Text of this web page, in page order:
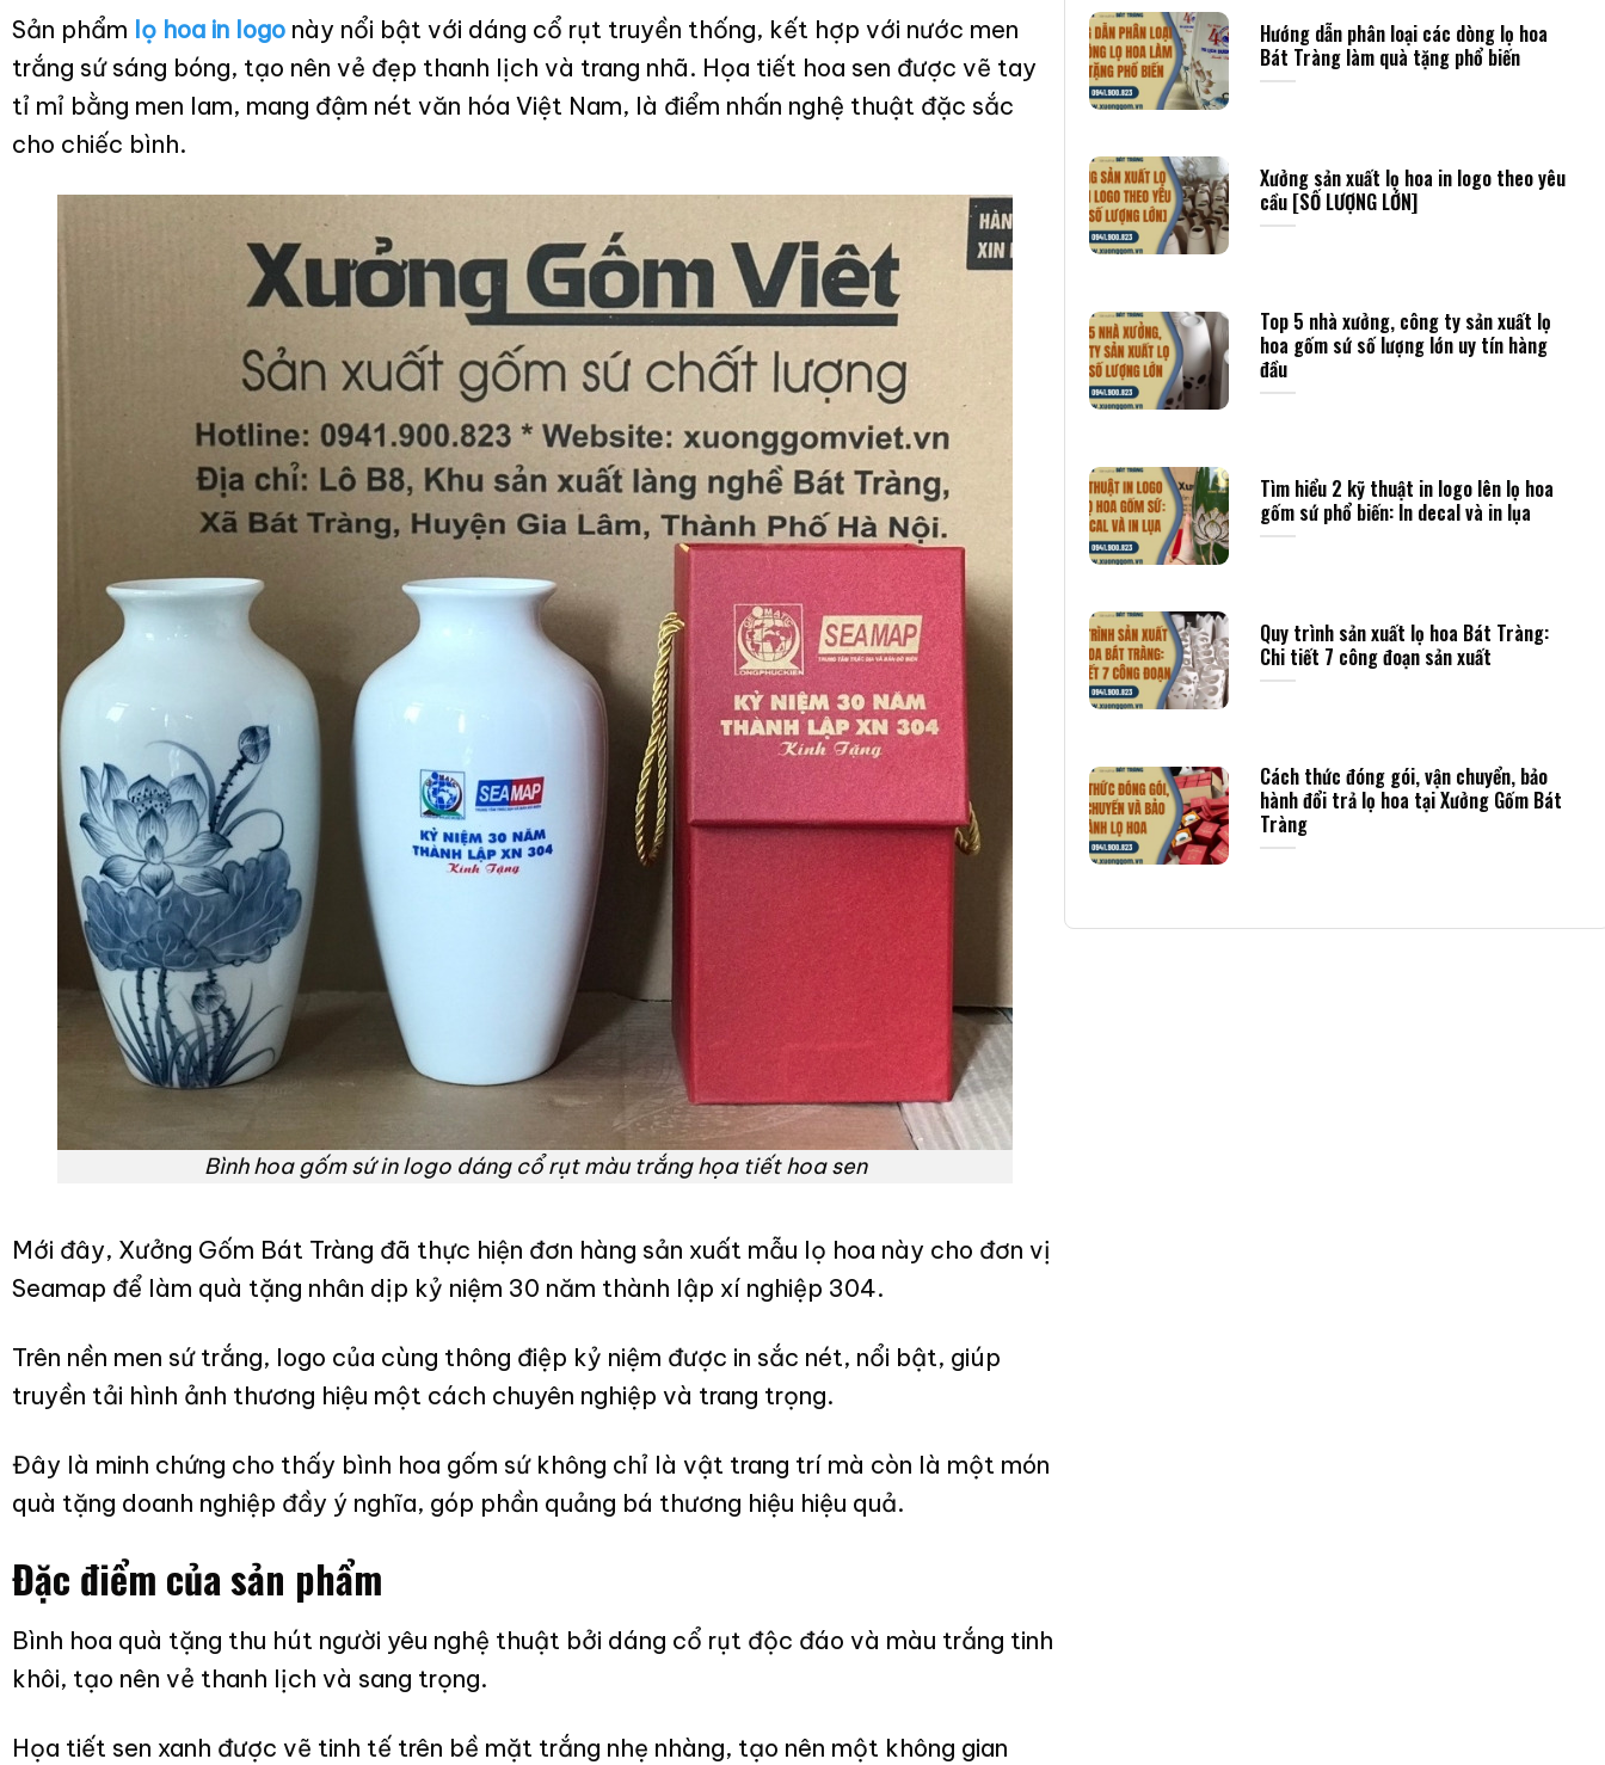
Sản phẩm lọ hoa in logonày nổi bật với dáng cổ rụt truyền thống, kết hợp với nước men
trắng sứ sáng bóng, tạo nên vẻ đẹp thanh lịch và trang nhã. Họa tiết hoa sen được vẽ tay
tỉ mỉ bằng men lam, mang đậm nét văn hóa Việt Nam, là điểm nhấn nghệ thuật đặc sắc
cho chiếc bình.
Bình hoa gốm sứ in logo dáng cổ rụt màu trắng họa tiết hoa sen
Mới đây, Xưởng Gốm Bát Tràng đã thực hiện đơn hàng sản xuất mẫu lọ hoa này cho đơn vị
Seamap để làm quà tặng nhân dịp kỷ niệm 30 năm thành lập xí nghiệp 304.
Trên nền men sứ trắng, logo của cùng thông điệp kỷ niệm được in sắc nét, nổi bật, giúp
truyền tải hình ảnh thương hiệu một cách chuyên nghiệp và trang trọng.
Đây là minh chứng cho thấy bình hoa gốm sứ không chỉ là vật trang trí mà còn là một món
quà tặng doanh nghiệp đầy ý nghĩa, góp phần quảng bá thương hiệu hiệu quả.
Đặc điểm của sản phẩm
Bình hoa quà tặng thu hút người yêu nghệ thuật bởi dáng cổ rụt độc đáo và màu trắng tinh
khôi, tạo nên vẻ thanh lịch và sang trọng.
Họa tiết sen xanh được vẽ tinh tế trên bề mặt trắng nhẹ nhàng, tạo nên một không gian
Hướng dẫn phân loại các dòng lọ hoa
Bát Tràng làm quà tặng phổ biến
Xưởng sản xuất lọ hoa in logo theo yêu
cầu [SỐ LƯỢNG LỚN]
Top 5 nhà xưởng, công ty sản xuất lọ
hoa gốm sứ số lượng lớn uy tín hàng
đầu
Tìm hiểu 2 kỹ thuật in logo lên lọ hoa
gốm sứ phổ biến: In decal và in lụa
Quy trình sản xuất lọ hoa Bát Tràng:
Chi tiết 7 công đoạn sản xuất
Cách thức đóng gói, vận chuyển, bảo
hành đổi trả lọ hoa tại Xưởng Gốm Bát
Tràng